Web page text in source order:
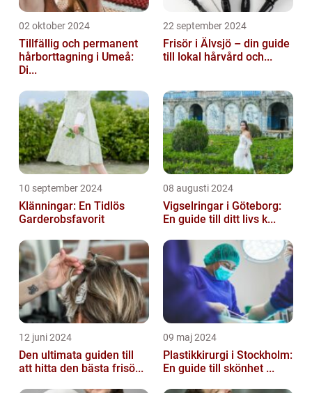
02 oktober 2024
Tillfällig och permanent
hårborttagning i Umeå:
Di...
22 september 2024
Frisör i Älvsjö – din guide
till lokal hårvård och...
10 september 2024
Klänningar: En Tidlös
Garderobsfavorit
08 augusti 2024
Vigselringar i Göteborg:
En guide till ditt livs k...
12 juni 2024
Den ultimata guiden till
att hitta den bästa frisö...
09 maj 2024
Plastikkirurgi i Stockholm:
En guide till skönhet ...